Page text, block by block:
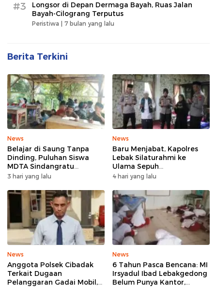
#3
Longsor di Depan Dermaga Bayah, Ruas Jalan
Bayah-Cilograng Terputus
Peristiwa | 7 bulan yang lalu
Berita Terkini
News
Belajar di Saung Tanpa
Dinding, Puluhan Siswa
MDTA Sindangratu
Panggarangan Bertahan
3 hari yang lalu
News
Baru Menjabat, Kapolres
Lebak Silaturahmi ke
Ulama Sepuh
Rangkasbitung
4 hari yang lalu
News
Anggota Polsek Cibadak
Terkait Dugaan
Pelanggaran Gadai Mobil,
News
6 Tahun Pasca Bencana: MI
Irsyadul Ibad Lebakgedong
Belum Punya Kantor,